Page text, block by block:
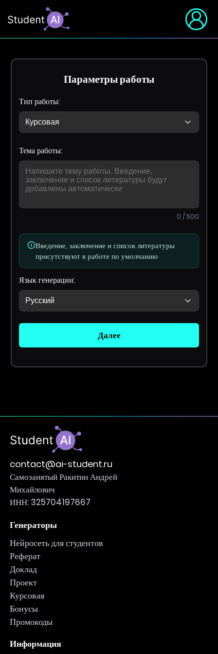
Параметры работы
Тип работы:
Тема работы:
0 / 500
Введение, заключение и список литературы
присутствуют в работе по умолчанию
Язык генерации:
Далее
contact@ai-student.ru
Самозанятый Ракитин Андрей
Михайлович
ИНН: 325704197667
Генераторы
Нейросеть для студентов
Реферат
Доклад
Проект
Курсовая
Бонусы
Промокоды
Информация